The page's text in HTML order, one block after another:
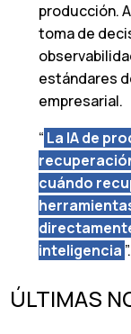
producción.
toma de
estándares
empresarial.
“ La IA de
cuándo
inteligencia ”.
ÚLTIMAS